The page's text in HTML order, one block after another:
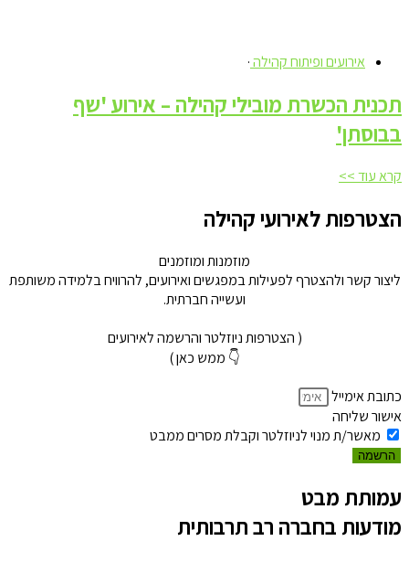
אירועים ופיתוח קהילה·
תכנית הכשרת מובילי קהילה – אירוע 'שף
בבוסתן'
קרא עוד >>
הצטרפות לאירועי קהילה
מוזמנות ומוזמנים
ליצור קשר ולהצטרף לפעילות במפגשים ואירועים, להרוויח בלמידה משותפת
ועשייה חברתית.
( הצטרפות ניוזלטר והרשמה לאירועים
👇 ממש כאן )
כתובת אימייל
אישור שליחה
מאשר/ת מנוי לניוזלטר וקבלת מסרים ממבט
הרשמה
עמותת מבט
מודעות בחברה רב תרבותית